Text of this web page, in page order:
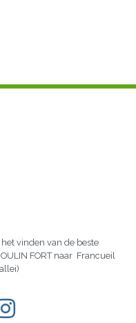
het vinden van de beste
FORT naar Francueil